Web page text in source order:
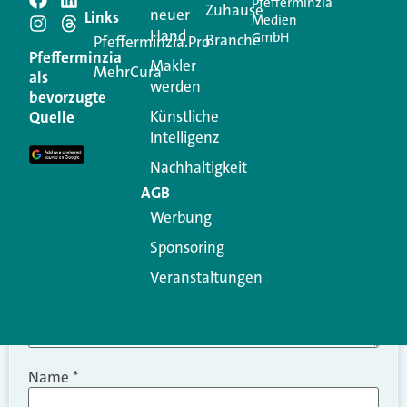
Schreiben Sie einen
Kommentar
Ihre E-Mail-Adresse wird nicht veröffentlicht.
Erforderliche Felder sind mit
Kommentar
Name *
Pfefferminzia
als
bevorzugte
Quelle
Links
Pfefferminzia.Pro
MehrCura
neuer
Hand
Makler
werden
Künstliche
Intelligenz
Nachhaltigkeit
AGB
Werbung
Sponsoring
Veranstaltungen
Zuhause
Branche
Medien
GmbH